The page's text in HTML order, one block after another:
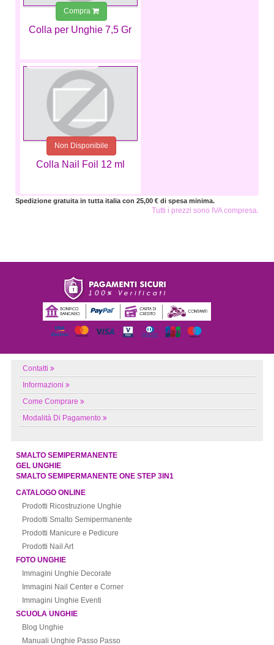
Colla per Unghie 7,5 Gr
Compra
Colla Nail Foil 12 ml
7,99 €
Non Disponibile
Spedizione gratuita in tutta italia con 25,00 € di spesa minima.
Tutti i prezzi sono IVA compresa.
Contatti
Informazioni
Come Comprare
Modalità Di Pagamento
SMALTO SEMIPERMANENTE
GEL UNGHIE
SMALTO SEMIPERMANENTE ONE STEP 3IN1
CATALOGO ONLINE
Prodotti Ricostruzione Unghie
Prodotti Smalto Semipermanente
Prodotti Manicure e Pedicure
Prodotti Nail Art
FOTO UNGHIE
Immagini Unghie Decorate
Immagini Nail Center e Corner
Immagini Unghie Eventi
SCUOLA UNGHIE
Blog Unghie
Manuali Unghie Passo Passo